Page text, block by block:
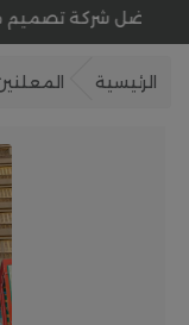
تصميم مواقع
الرئيسية